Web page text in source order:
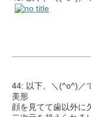
44: 以下、＼(^o^)／
美形
顔を見てて歯以外に